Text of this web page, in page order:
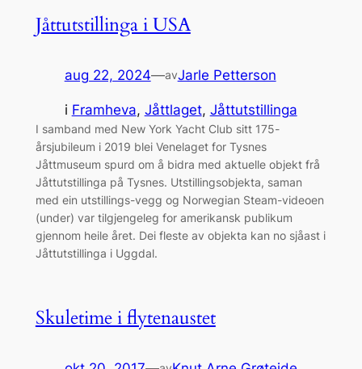
Jåttutstillinga i USA
aug 22, 2024—avJarle Petterson
i Framheva, Jåttlaget, Jåttutstillinga
I samband med New York Yacht Club sitt 175-
årsjubileum i 2019 blei Venelaget for Tysnes
Jåttmuseum spurd om å bidra med aktuelle objekt frå
Jåttutstillinga på Tysnes. Utstillingsobjekta, saman
med ein utstillings-vegg og Norwegian Steam-videoen
(under) var tilgjengeleg for amerikansk publikum
gjennom heile året. Dei fleste av objekta kan no sjåast i
Jåttutstillinga i Uggdal.
Skuletime i flytenaustet